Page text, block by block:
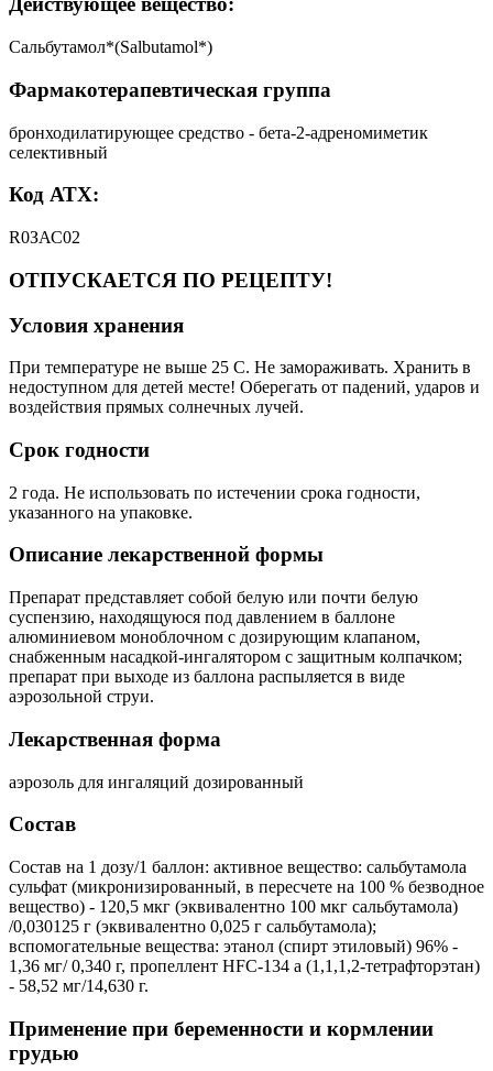
Сальбутамол*(Salbutamol*)
Фармакотерапевтическая группа
бронходилатирующее средство - бета-2-адреномиметик
селективный
Код АТХ:
R0ЗАС02
ОТПУСКАЕТСЯ ПО РЕЦЕПТУ!
Условия хранения
При температуре не выше 25 C. Не замораживать. Хранить в
недоступном для детей месте! Оберегать от падений, ударов и
воздействия прямых солнечных лучей.
Срок годности
2 года. Не использовать по истечении срока годности,
указанного на упаковке.
Описание лекарственной формы
Препарат представляет собой белую или почти белую
суспензию, находящуюся под давлением в баллоне
алюминиевом моноблочном с дозирующим клапаном,
снабженным насадкой-ингалятором с защитным колпачком;
препарат при выходе из баллона распыляется в виде
аэрозольной струи.
Лекарственная форма
аэрозоль для ингаляций дозированный
Состав
Состав на 1 дозу/1 баллон: активное вещество: сальбутамола
сульфат (микронизированный, в пересчете на 100 % безводное
вещество) - 120,5 мкг (эквивалентно 100 мкг сальбутамола)
/0,030125 г (эквивалентно 0,025 г сальбутамола);
вспомогательные вещества: этанол (спирт этиловый) 96% -
1,36 мг/ 0,340 г, пропеллент HFC-134 а (1,1,1,2-тетрафторэтан)
- 58,52 мг/14,630 г.
Применение при беременности и кормлении
грудью